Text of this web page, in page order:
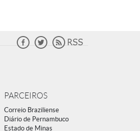
PARCEIROS
Correio Braziliense
Diário de Pernambuco
Estado de Minas